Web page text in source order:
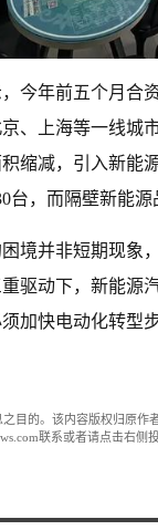
今年前五个月合
、上海等一线城
缩减，引入新能
，而隔壁新能源
境并非短期现象
驱动下，新能源
加快电动化转型
目的。该内容版权归原
联系或者请点击右侧